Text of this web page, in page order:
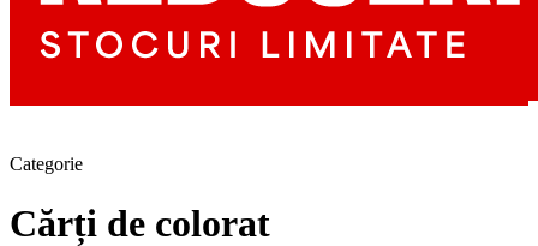
Categorie
Cărți de colorat